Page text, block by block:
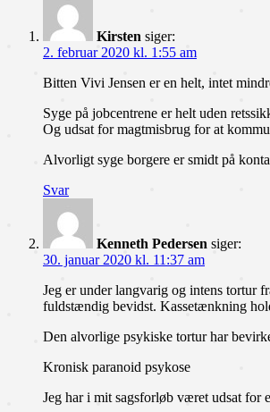
Kirsten siger:
2. februar 2020 kl. 1:55 am
Bitten Vivi Jensen er en helt, intet
Syge på jobcentrene er helt uden
Og udsat for magtmisbrug for at
Alvorligt syge borgere er smidt på
Svar
Kenneth Pedersen siger:
30. januar 2020 kl. 11:37 am
Jeg er under langvarig og intens tortur
fuldstændig bevidst. Kassetænkning
Den alvorlige psykiske tortur har
Kronisk paranoid psykose
Jeg har i mit sagsforløb været udsat for